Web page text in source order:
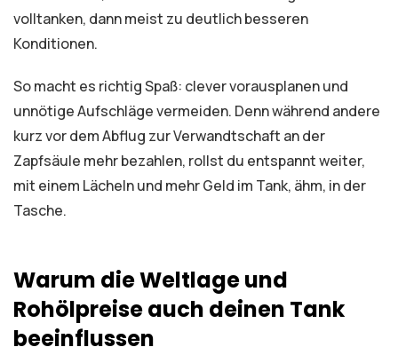
volltanken, dann meist zu deutlich besseren
Konditionen.
So macht es richtig Spaß: clever vorausplanen und
unnötige Aufschläge vermeiden. Denn während andere
kurz vor dem Abflug zur Verwandtschaft an der
Zapfsäule mehr bezahlen, rollst du entspannt weiter,
mit einem Lächeln und mehr Geld im Tank, ähm, in der
Tasche.
Warum die Weltlage und
Rohölpreise auch deinen Tank
beeinflussen